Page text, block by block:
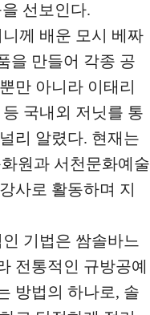
선보인다.
께 배운 모시 베짜
을 만들어 각종 공
만 아니라 이태리
국내외 저닛를 통
리 알렸다. 현재는
원과 서천문화예술
사로 활동하며 지
기법은 쌈솔바느
전통적인 규방공예
방법의 하나로, 솔